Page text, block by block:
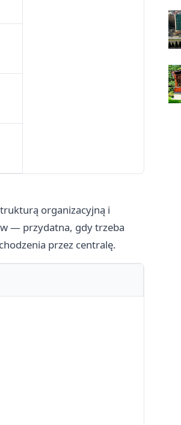
organizacyjną i
— przydatna, gdy trzeba
przez centralę.